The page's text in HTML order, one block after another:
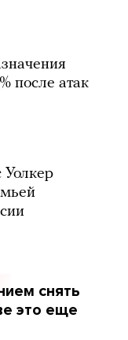
после атак
Уолкер
снять
это еще